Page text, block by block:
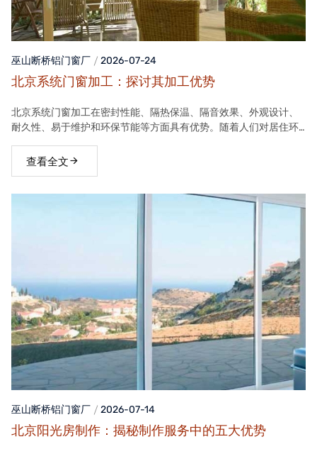
巫山断桥铝门窗厂 2026-07-24
北京系统门窗加工：探讨其加工优势
北京系统门窗加工在密封性能、隔热保温、隔音效果、外观设计、
耐久性、易于维护和环保节能等方面具有优势。随着人们对居住环
位。查看全文
巫山断桥铝门窗厂 2026-07-14
北京阳光房制作：揭秘制作服务中的五大优势